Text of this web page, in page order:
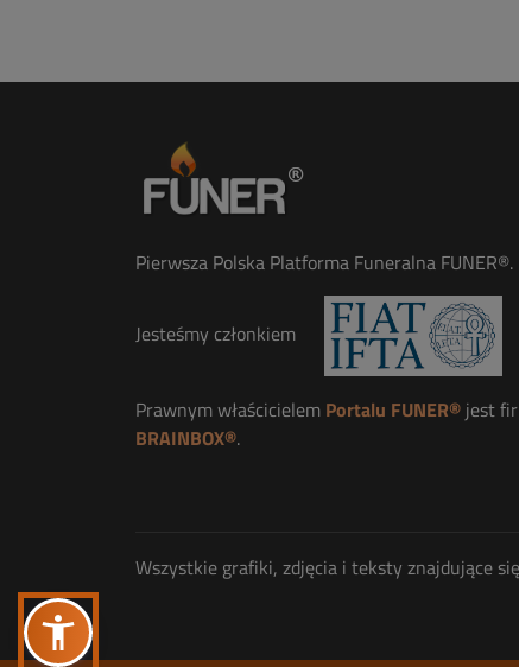
Pierwsza Polska Platforma Funeralna FUNER®.
Jesteśmy członkiem
Prawnym właścicielem Portalu FUNER® jest
BRAINBOX®.
Wszystkie grafiki, zdjęcia i teksty znajdujące